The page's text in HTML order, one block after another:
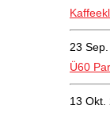
23
Ü60
13 Okt.